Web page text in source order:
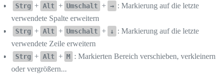
Strg + Alt + Umschalt + → : Markierung auf die letzte
verwendete Spalte erweitern
Strg + Alt + Umschalt + ↓ : Markierung auf die letzte
verwendete Zeile erweitern
Strg + Alt + M : Markierten Bereich verschieben, verkleinern
oder vergrößern...